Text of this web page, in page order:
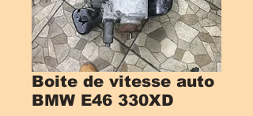
Boite de vitesse auto
BMW E46 330XD